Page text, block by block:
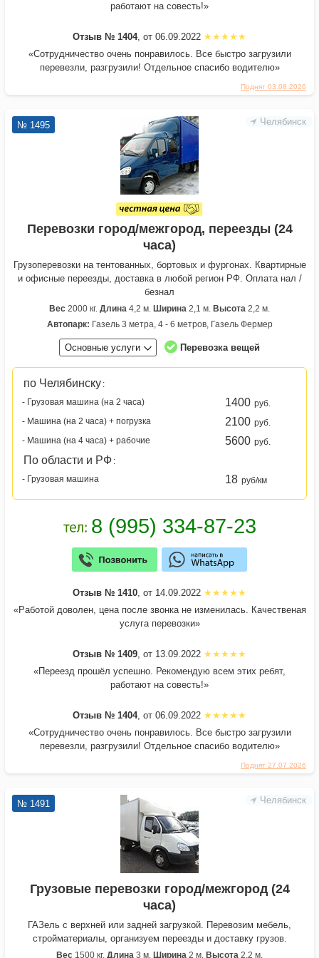
Поднят 03.08.2026
работают на совесть!»
Отзыв № 1404, от 06.09.2022
«Сотрудничество очень понравилось. Все быстро загрузили
перевезли, разгрузили! Отдельное спасибо водителю»
Челябинск
Поднят 27.07.2026
№ 1495
Перевозки город/межгород, переезды (24
часа)
Грузоперевозки на тентованных, бортовых и фургонах. Квартирные
и офисные переезды, доставка в любой регион РФ. Оплата нал /
безнал
Вес 2000 кг. Длина 4,2 м. Ширина 2,1 м. Высота 2,2 м.
Автопарк: Газель 3 метра, 4 - 6 метров, Газель Фермер
Основные услуги Перевозка вещей
по Челябинску :
- Грузовая машина (на 2 часа)
1400 руб.
- Машина (на 2 часа) + погрузка
2100 руб.
- Машина (на 4 часа) + рабочие
5600 руб.
По области и РФ :
- Грузовая машина
18 руб/км
Отзыв № 1410 , от 14.09.2022
«Работой доволен, цена после звонка не изменилась. Качественая
услуга перевозки»
Отзыв № 1409 , от 13.09.2022
«Переезд прошёл успешно. Рекомендую всем этих ребят,
работают на совесть!»
Отзыв № 1404, от 06.09.2022
«Сотрудничество очень понравилось. Все быстро загрузили
перевезли, разгрузили! Отдельное спасибо водителю»
Челябинск
№ 1491
Грузовые перевозки город/межгород (24
часа)
ГАЗель с верхней или задней загрузкой. Перевозим мебель,
стройматериалы, организуем переезды и доставку грузов.
Вес 1500 кг. Длина 3 м. Ширина 2 м. Высота 2,2 м.